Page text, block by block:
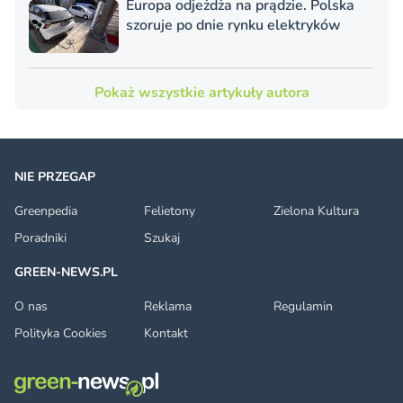
Europa odjeżdża na prądzie. Polska
szoruje po dnie rynku elektryków
Pokaż wszystkie artykuły autora
NIE PRZEGAP
Greenpedia
Felietony
Zielona Kultura
Poradniki
Szukaj
GREEN-NEWS.PL
O nas
Reklama
Regulamin
Polityka Cookies
Kontakt